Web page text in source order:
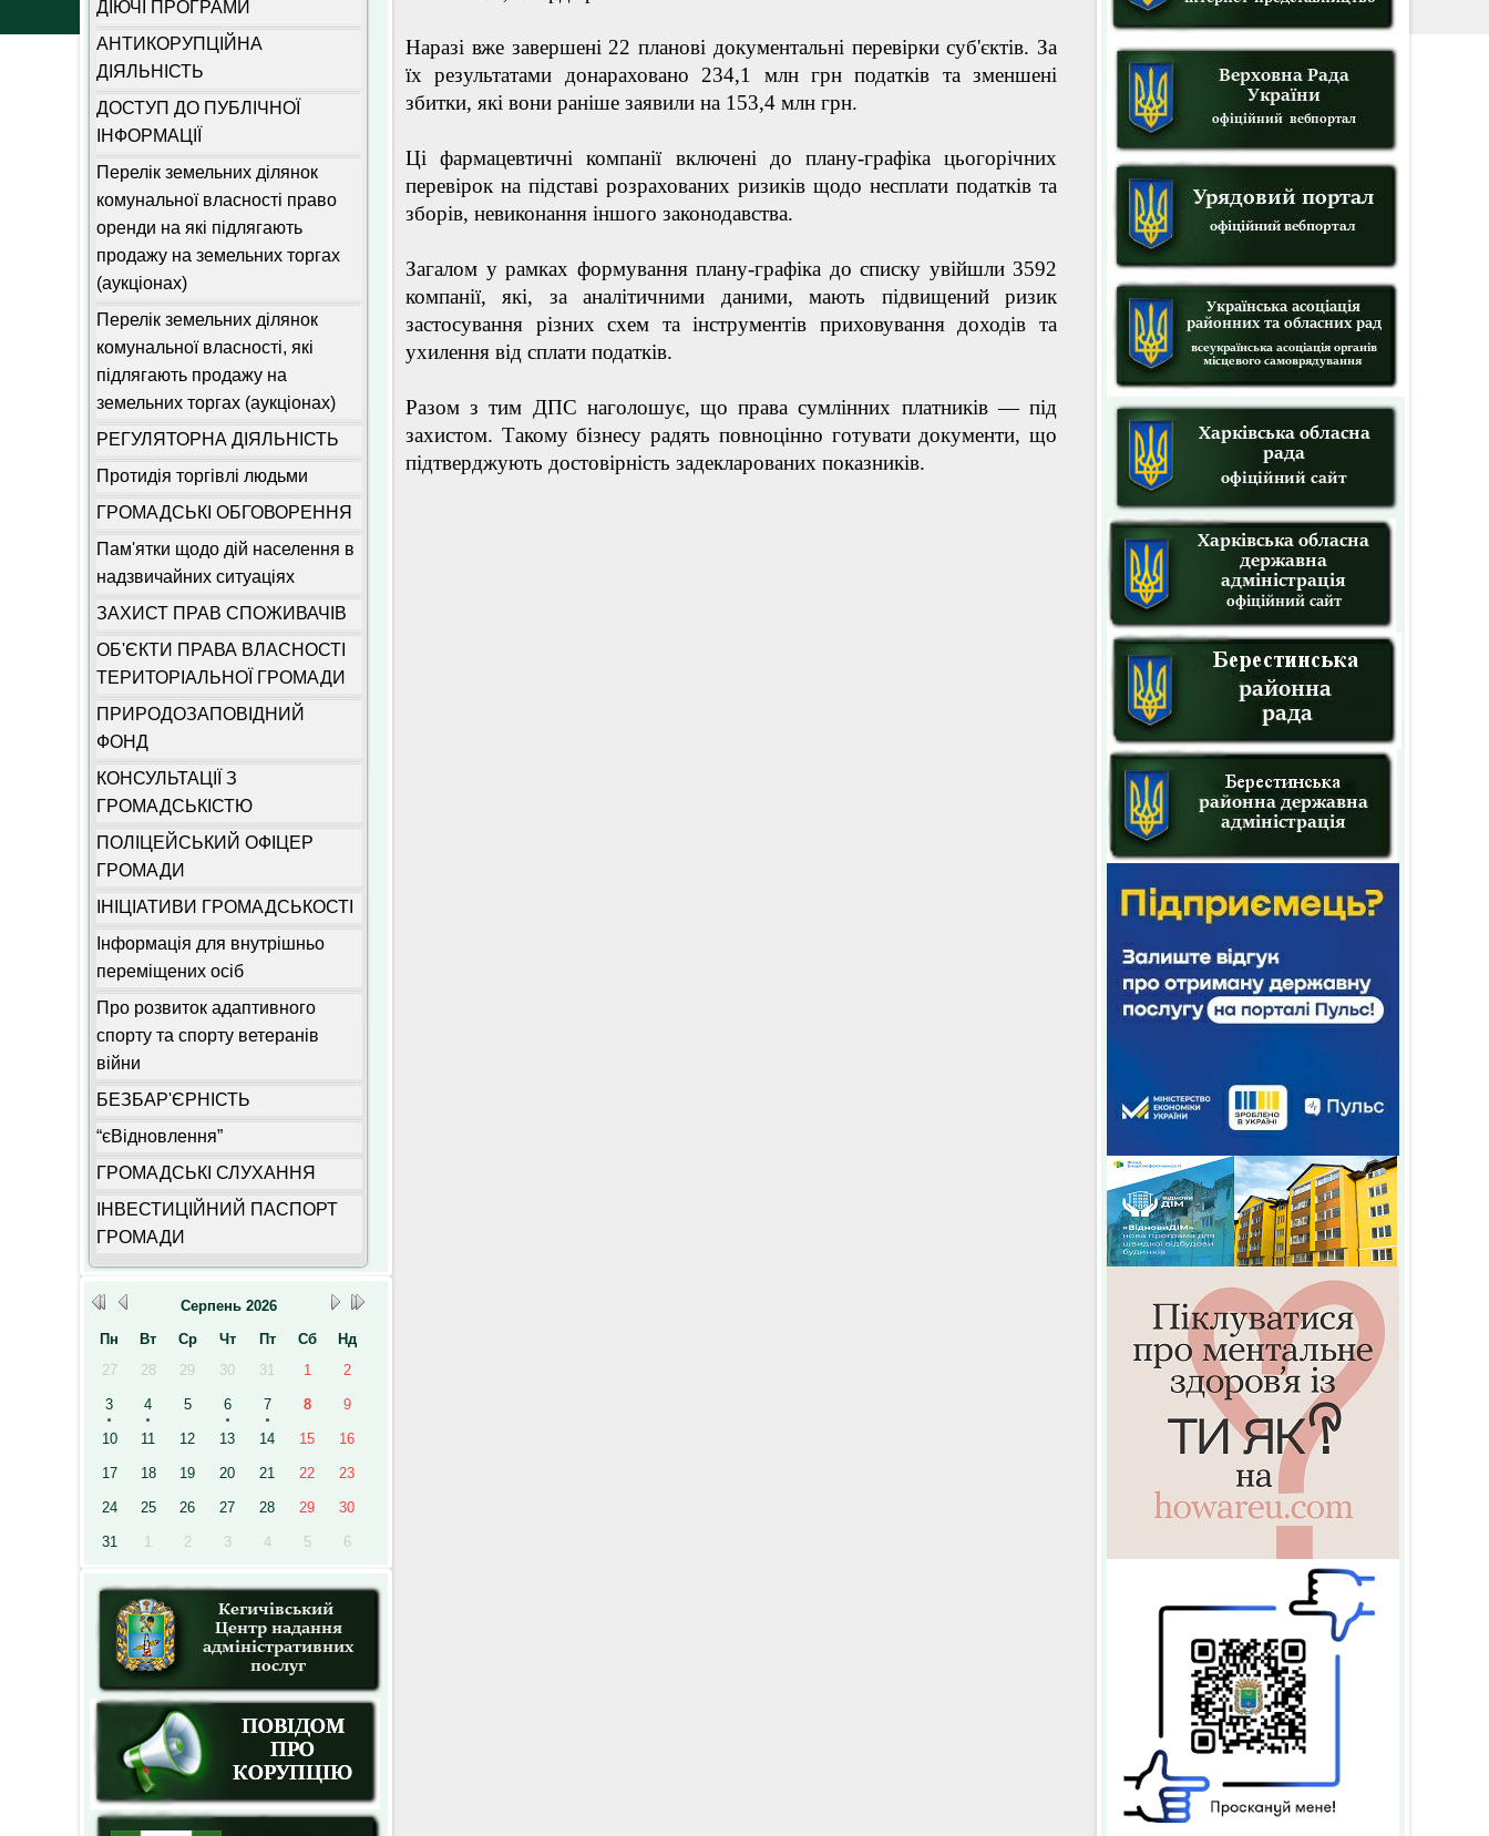
ДІЮЧІ ПРОГРАМИ
АНТИКОРУПЦІЙНА
ДІЯЛЬНІСТЬ
ДОСТУП ДО ПУБЛІЧНОЇ
ІНФОРМАЦІЇ
Перелік земельних ділянок
комунальної власності право
оренди на які підлягають
продажу на земельних торгах
(аукціонах)
Перелік земельних ділянок
комунальної власності, які
підлягають продажу на
земельних торгах (аукціонах)
РЕГУЛЯТОРНА ДІЯЛЬНІСТЬ
Протидія торгівлі людьми
ГРОМАДСЬКІ ОБГОВОРЕННЯ
Пам'ятки щодо дій населення в
надзвичайних ситуаціях
ЗАХИСТ ПРАВ СПОЖИВАЧІВ
ОБ'ЄКТИ ПРАВА ВЛАСНОСТІ
ТЕРИТОРІАЛЬНОЇ ГРОМАДИ
ПРИРОДОЗАПОВІДНИЙ
ФОНД
КОНСУЛЬТАЦІЇ З
ГРОМАДСЬКІСТЮ
ПОЛІЦЕЙСЬКИЙ ОФІЦЕР
ГРОМАДИ
ІНІЦІАТИВИ ГРОМАДСЬКОСТІ
Інформація для внутрішньо
переміщених осіб
Про розвиток адаптивного
спорту та спорту ветеранів
війни
БЕЗБАР'ЄРНІСТЬ
“єВідновлення”
ГРОМАДСЬКІ СЛУХАННЯ
ІНВЕСТИЦІЙНИЙ ПАСПОРТ
ГРОМАДИ
Серпень 2026
Пн
Вт Ср Чт Пт Сб
Нд
27
28 29 30 31 1 2
3 4 5 6 7 8 9
10 11 12 13 14 15 16
17 18 19 20 21 22 23
24 25 26 27 28 29 30
31 1 2 3 4 5 6
Наразі вже завершені 22 планові документальні перевірки суб'єктів. За
їх результатами донараховано 234,1 млн грн податків та зменшені
збитки, які вони раніше заявили на 153,4 млн грн.
Ці фармацевтичні компанії включені до плану-графіка цьогорічних
перевірок на підставі розрахованих ризиків щодо несплати податків та
зборів, невиконання іншого законодавства.
Загалом у рамках формування плану-графіка до списку увійшли 3592
компанії, які, за аналітичними даними, мають підвищений ризик
застосування різних схем та інструментів приховування доходів та
ухилення від сплати податків.
Разом з тим ДПС наголошує, що права сумлінних платників — під
захистом. Такому бізнесу радять повноцінно готувати документи, що
підтверджують достовірність задекларованих показників.